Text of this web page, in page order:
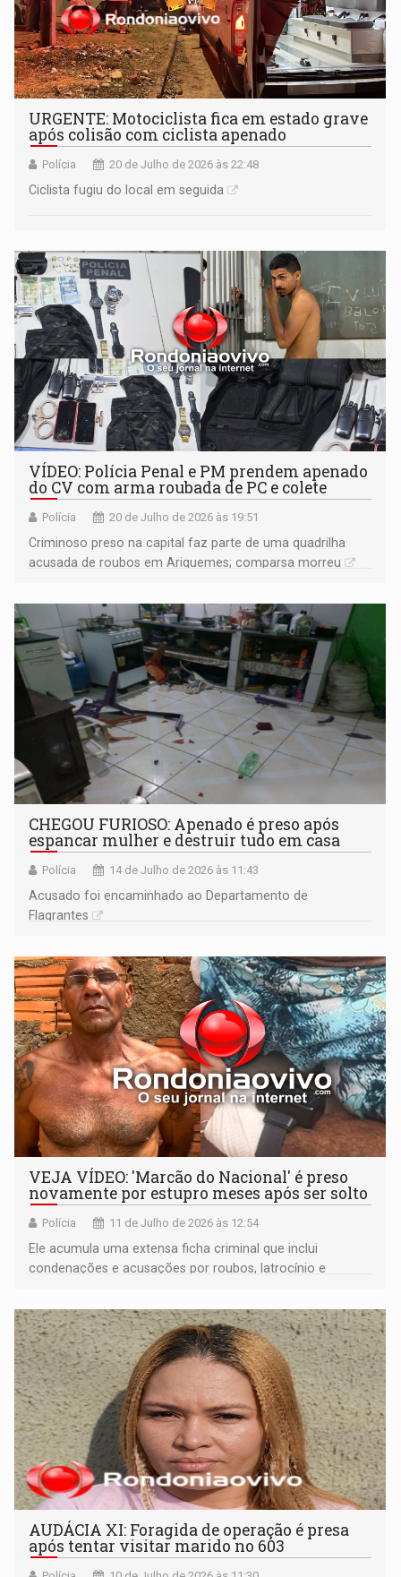
URGENTE: Motociclista fica em estado grave
após colisão com ciclista apenado
Polícia 20 de Julho de 2026 às 22:48
Ciclista fugiu do local em seguida
VÍDEO: Polícia Penal e PM prendem apenado
do CV com arma roubada de PC e colete
Polícia 20 de Julho de 2026 às 19:51
Criminoso preso na capital faz parte de uma quadrilha
acusada de roubos em Ariquemes; comparsa morreu
CHEGOU FURIOSO: Apenado é preso após
espancar mulher e destruir tudo em casa
Polícia 14 de Julho de 2026 às 11:43
Acusado foi encaminhado ao Departamento de
Flagrantes
VEJA VÍDEO: 'Marcão do Nacional' é preso
novamente por estupro meses após ser solto
Polícia 11 de Julho de 2026 às 12:54
Ele acumula uma extensa ficha criminal que inclui
condenações e acusações por roubos, latrocínio e
AUDÁCIA XI: Foragida de operação é presa
após tentar visitar marido no 603